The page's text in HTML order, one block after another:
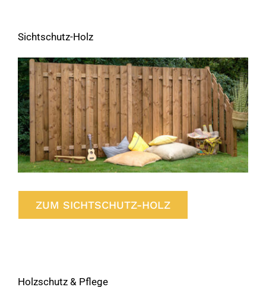
Sichtschutz-Holz
ZUM SICHTSCHUTZ-HOLZ
Holzschutz & Pflege